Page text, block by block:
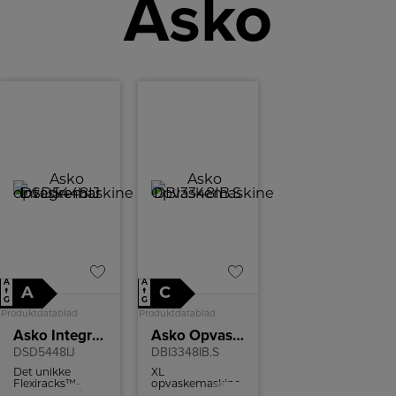
Asko
A
↑
G
A
Produktdatablad
Asko Integrerbar opvaskemaskine
DSD5448IJ
Det unikke
Flexiracks™-
A
↑
G
C
Produktdatablad
Asko Opvaskemaskine
DBI3348IB.S
XL
opvaskemaskine,